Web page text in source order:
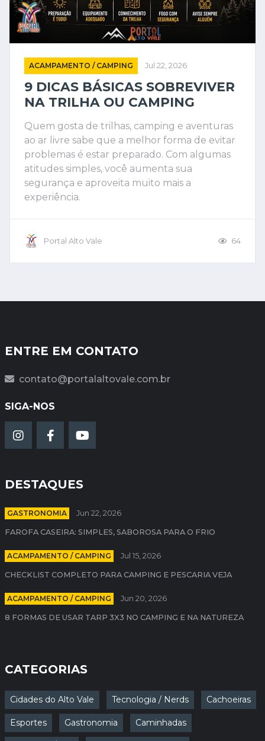
ACAMPAMENTO / CAMPING Jul 22, 2026
9 DICAS BÁSICAS SOBREVIVER
NA TRILHA OU CAMPING
Quem gosta de trilhas, camping e aventuras
ao ar livre sabe que a melhor forma de evitar
problemas é estar preparado. Com algumas
atitudes simples, você aumenta sua
segurança e aproveita muito mais a
experiência.
Portal Alto Vale 64
ENTRE EM CONTATO
contato@portalaltovale.com.br
SIGA-NOS
DESTAQUES
GASTRONOMIA Jun 22, 2026
FAROFA CASEIRA: SIMPLES, SABOROSA PARA O FRIO
ACAMPAMENTO / CAMPING Jul 15, 2026
CHECKLIST COMPLETO PARA CAMPING E PESCARIA VEJA
ACAMPAMENTO / CAMPING Jun 20, 2026
8 FORMAS DE USAR TARP 3X3 NO CAMPING E NA NATUREZA
CATEGORIAS
Cidades do Alto Vale Tecnologia / Nerds Cachoeiras
Esportes Gastronomia Caminhadas